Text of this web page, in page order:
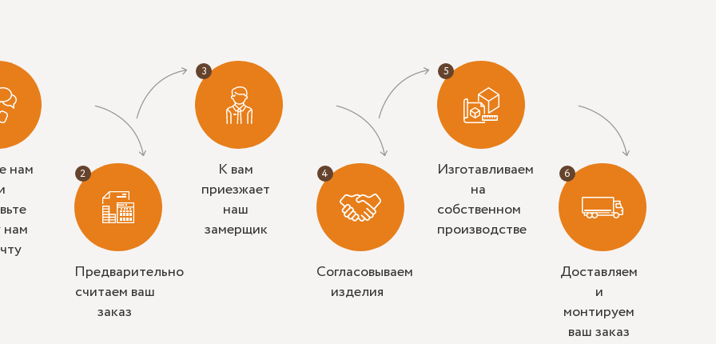
нам
нам
Предварительно
считаем ваш
заказ
К вам
приезжает
наш
замерщик
Согласовываем
изделия
Изготавливаем
на
собственном
производстве
Доставляем
и
монтируем
ваш заказ